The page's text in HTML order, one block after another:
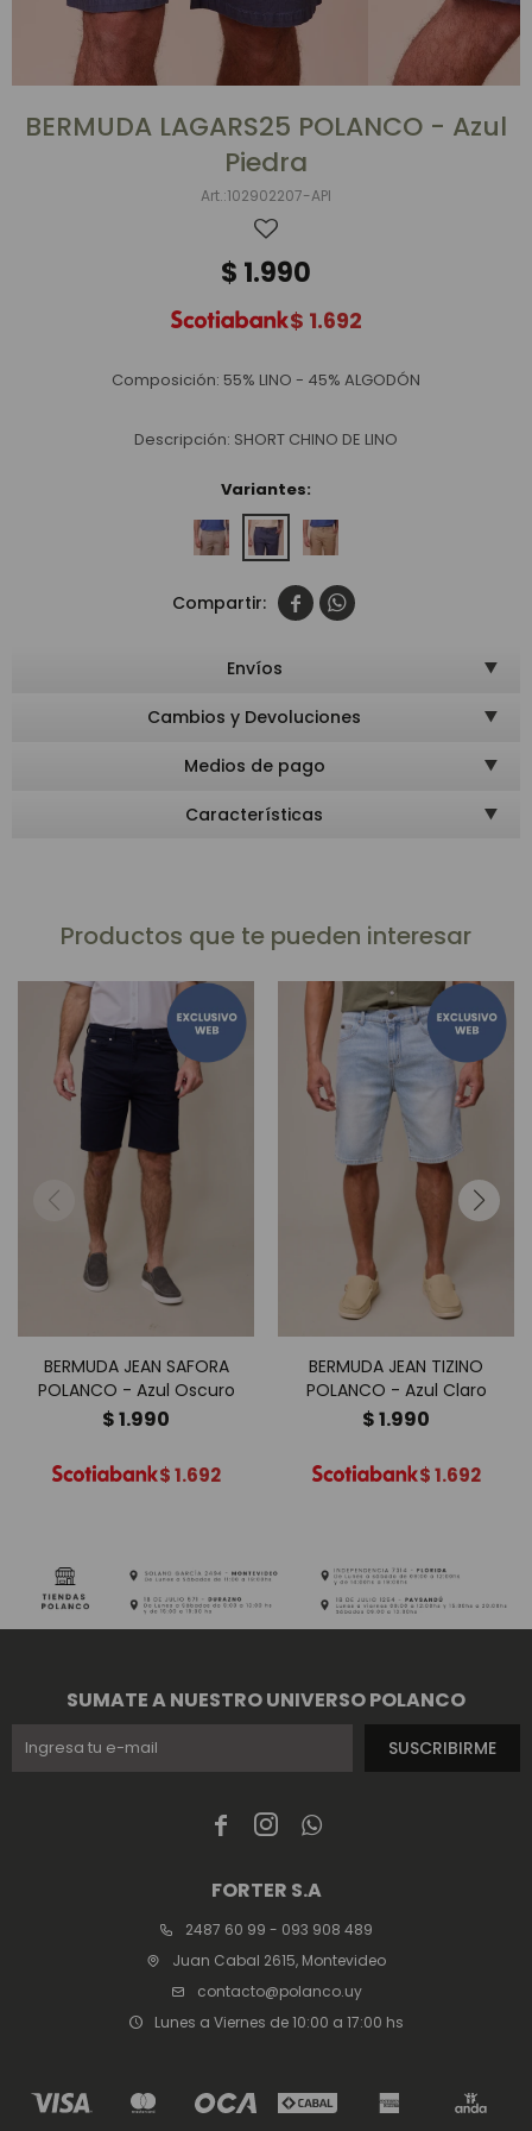
BERMUDA LAGARS25 POLANCO - Azul
Piedra
102902207-API
$ 1.990
$ 1.692
Composición: 55% LINO - 45% ALGODÓN
Descripción: SHORT CHINO DE LINO
Variantes:
 
Envíos
Cambios y Devoluciones
Medios de pago
Características
Productos que te pueden interesar
BERMUDA JEAN SAFORA
POLANCO - Azul Oscuro
$1.990
$1.692
BERMUDA JEAN TIZINO
POLANCO - Azul Claro
$1.990
$1.692
  
FORTER S.A
2487 60 99 - 093 908 489
Juan Cabal 2615, Montevideo
contacto@polanco.uy
Lunes a Viernes de 10:00 a 17:00 hs
SUMATE A NUESTRO UNIVERSO POLANCO
SUSCRIBIRME